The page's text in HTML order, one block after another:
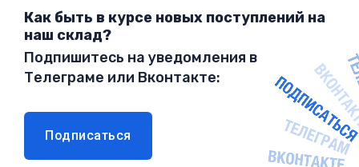
Как быть в курсе новых поступлений на
наш склад?
Подпишитесь на уведомления в
Телеграме или Вконтакте:
Подписаться